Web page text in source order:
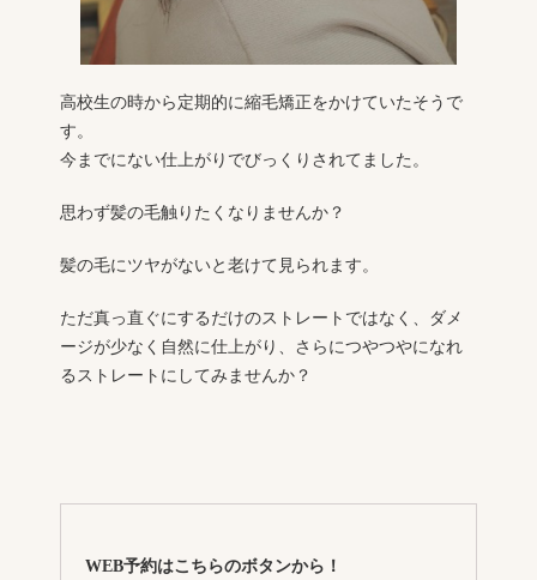
高校生の時から定期的に縮毛矯正をかけていたそうで
す。
今までにない仕上がりでびっくりされてました。
思わず髪の毛触りたくなりませんか？
髪の毛にツヤがないと老けて見られます。
ただ真っ直ぐにするだけのストレートではなく、ダメ
ージが少なく自然に仕上がり、さらにつやつやになれ
るストレートにしてみませんか？
WEB予約はこちらのボタンから！